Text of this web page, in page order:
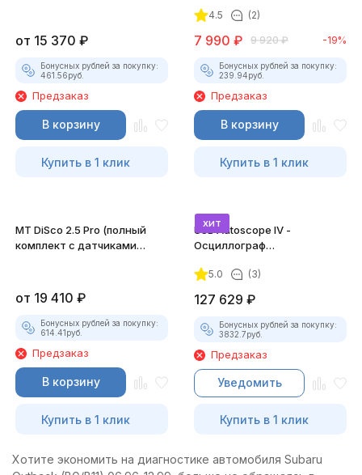
от 15 370 ₽
Бонусных рублей за покупку:
461.56руб.
Предзаказ
В корзину
Купить в 1 клик
4.5 (2)
7 990 ₽ 9 920 ₽ -19%
Бонусных рублей за покупку:
239.94руб.
Предзаказ
В корзину
Купить в 1 клик
MT DiSco 2.5 Pro (полный
комплект с датчиками
от 19 410 ₽
Бонусных рублей за покупку:
614.41руб.
Предзаказ
В корзину
Купить в 1 клик
хит
USB Autoscope IV -
Осциллограф
комплект)
5.0 (3)
127 629 ₽
Бонусных рублей за покупку:
3832.7руб.
Предзаказ
Уведомить
Купить в 1 клик
Хотите экономить на диагностике автомобиля Subaru